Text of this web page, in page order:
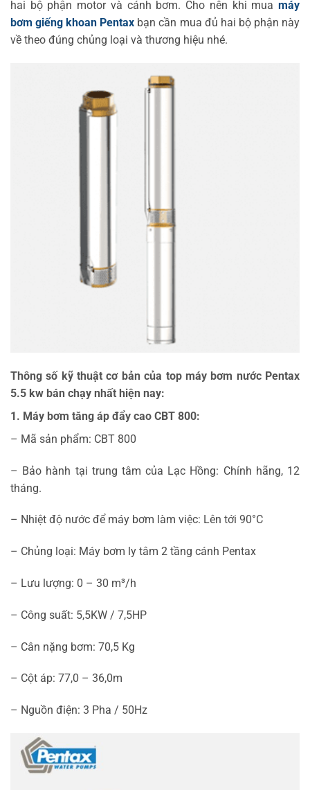
hai bộ phận motor và cánh bơm. Cho nên khi mua máy
bơm giếng khoan Pentax bạn cần mua đủ hai bộ phận này
về theo đúng chủng loại và thương hiệu nhé.
Thông số kỹ thuật cơ bản của top máy bơm nước Pentax
5.5 kw bán chạy nhất hiện nay:
1. Máy bơm tăng áp đẩy cao CBT 800:
– Mã sản phẩm: CBT 800
– Bảo hành tại trung tâm của Lạc Hồng: Chính hãng, 12
tháng.
– Nhiệt độ nước để máy bơm làm việc: Lên tới 90°C
– Chủng loại: Máy bơm ly tâm 2 tầng cánh Pentax
– Lưu lượng: 0 – 30 m³/h
– Công suất: 5,5KW / 7,5HP
– Cân nặng bơm: 70,5 Kg
– Cột áp: 77,0 – 36,0m
– Nguồn điện: 3 Pha / 50Hz